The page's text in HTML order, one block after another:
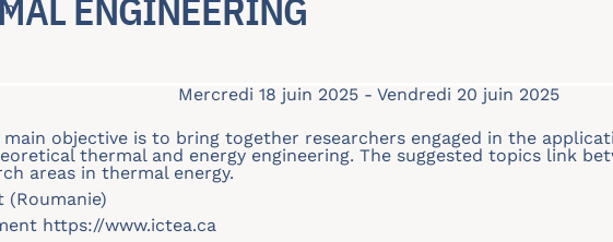
ENGINEERING
Mercredi 18 juin 2025- Vendredi 20 juin 2025
objective is to bring together researchers engaged in the
thermal and energy engineering. The suggested topics link
areas in thermal energy.
(Roumanie)
https://www.ictea.ca